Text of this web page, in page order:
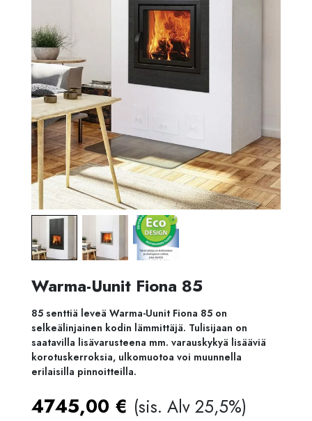
Warma-Uunit Fiona 85
85 senttiä leveä Warma-Uunit Fiona 85 on
selkeälinjainen kodin lämmittäjä. Tulisijaan on
saatavilla lisävarusteena mm. varauskykyä lisääviä
korotuskerroksia, ulkomuotoa voi muunnella
erilaisilla pinnoitteilla.
4745,00 € (sis. Alv 25,5%)